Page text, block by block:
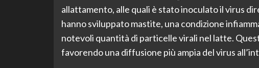
allattamento, alle quali è stato inoculato il virus
hanno sviluppato mastite, una condizione
notevoli quantità di particelle virali nel latte.
favorendo una diffusione più ampia del virus